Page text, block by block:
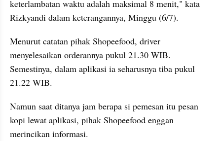
keterlambatan waktu adalah maksimal 8 menit," kata
Rizkyandi dalam keterangannya, Minggu (6/7).
Menurut catatan pihak Shopeefood, driver
menyelesaikan orderannya pukul 21.30 WIB.
Semestinya, dalam aplikasi ia seharusnya tiba pukul
21.22 WIB.
Namun saat ditanya jam berapa si pemesan itu pesan
kopi lewat aplikasi, pihak Shopeefood enggan
merincikan informasi.